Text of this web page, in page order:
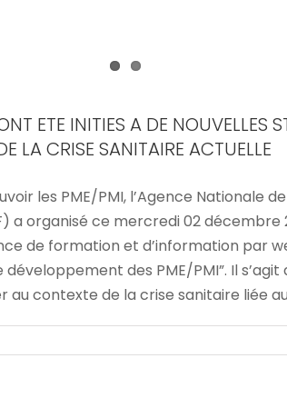
ETE INITIES A DE NOUVELLES
LA CRISE SANITAIRE ACTUELLE
les PME/PMI, l’Agence Nationale
a organisé ce mercredi 02 décembre
de formation et d’information par
des PME/PMI”. Il s’agit
au contexte de la crise sanitaire liée au
ET INNOVATIONS DE LA
EXPLIQUEES
Accueil